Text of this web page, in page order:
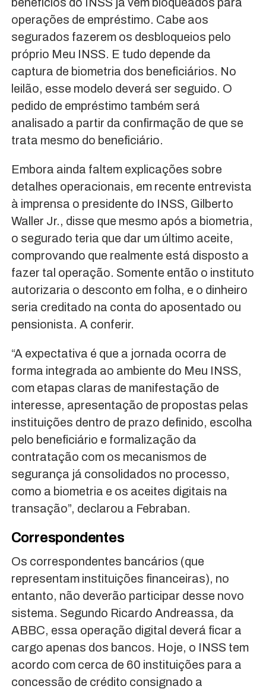
operações de empréstimo. Cabe aos
segurados fazerem os desbloqueios pelo
próprio Meu INSS. E tudo depende da
captura de biometria dos beneficiários. No
leilão, esse modelo deverá ser seguido. O
pedido de empréstimo também será
analisado a partir da confirmação de que se
trata mesmo do beneficiário.
Embora ainda faltem explicações sobre
detalhes operacionais, em recente entrevista
à imprensa o presidente do INSS, Gilberto
Waller Jr., disse que mesmo após a biometria,
o segurado teria que dar um último aceite,
comprovando que realmente está disposto a
fazer tal operação. Somente então o instituto
autorizaria o desconto em folha, e o dinheiro
seria creditado na conta do aposentado ou
pensionista. A conferir.
“A expectativa é que a jornada ocorra de
forma integrada ao ambiente do Meu INSS,
com etapas claras de manifestação de
interesse, apresentação de propostas pelas
instituições dentro de prazo definido, escolha
pelo beneficiário e formalização da
contratação com os mecanismos de
segurança já consolidados no processo,
como a biometria e os aceites digitais na
transação”, declarou a Febraban.
Correspondentes
Os correspondentes bancários (que
representam instituições financeiras), no
entanto, não deverão participar desse novo
sistema. Segundo Ricardo Andreassa, da
ABBC, essa operação digital deverá ficar a
cargo apenas dos bancos. Hoje, o INSS tem
acordo com cerca de 60 instituições para a
concessão de crédito consignado a